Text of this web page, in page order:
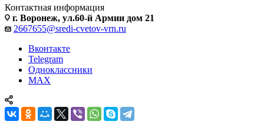
Контактная информация
г. Воронеж, ул.60-й Армии дом 21
2667655@sredi-cvetov-vrn.ru
Вконтакте
Telegram
Одноклассники
MAX